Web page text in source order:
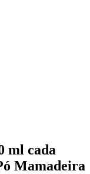
ml cada
Mamadeira